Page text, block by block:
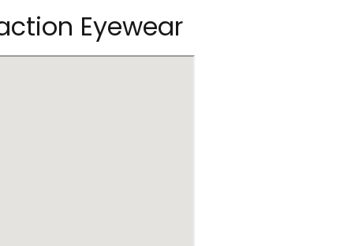
Eyewear